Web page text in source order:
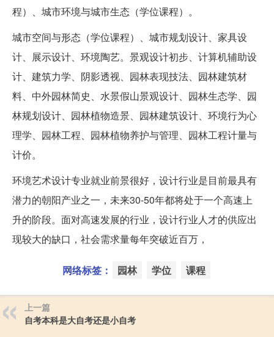
程）、城市环境与城市生态（学位课程）。
城市空间与形态（学位课程）、城市规划设计、家具设
计、展示设计、环境陶艺。景观设计初步、计算机辅助设
计、建筑力学、阴影透视、园林表现技法、园林建筑材
料、中外园林简史、水景假山景观设计、园林生态学、园
林规划设计、园林植物造景、园林建筑设计、环境行为心
理学、园林工程、园林植物养护与管理、园林工程计量与
计价。
环境艺术设计专业就业前景很好，设计行业是目前最具有
潜力的朝阳产业之一，未来30-50年都将处于一个高速上
升的阶段。面对高速发展的行业，设计行业人才的供应出
现较大的缺口，社会需求量每年突破近百万，
网络标签： 园林 学位 课程
上一篇
自考本科是大自考还是小自考